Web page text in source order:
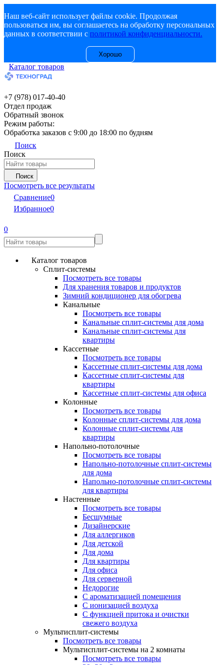
Наш веб-сайт использует файлы cookie. Продолжая
пользоваться им, вы соглашаетесь на обработку персональных
данных в соответствии с политикой конфиденциальности.
Хорошо
Каталог товаров
+7 (978) 017-40-40
Отдел продаж
Обратный звонок
Режим работы:
Обработка заказов с 9:00 до 18:00 по будням
Поиск
Поиск
Поиск
Посмотреть все результаты
Сравнение0
Избранное0
0
Каталог товаров
Сплит-системы
Посмотреть все товары
Для хранения товаров и продуктов
Зимний кондиционер для обогрева
Канальные
Посмотреть все товары
Канальные сплит-системы для дома
Канальные сплит-системы для
квартиры
Кассетные
Посмотреть все товары
Кассетные сплит-системы для дома
Кассетные сплит-системы для
квартиры
Кассетные сплит-системы для офиса
Колонные
Посмотреть все товары
Колонные сплит-системы для дома
Колонные сплит-системы для
квартиры
Напольно-потолочные
Посмотреть все товары
Напольно-потолочные сплит-системы
для дома
Напольно-потолочные сплит-системы
для квартиры
Настенные
Посмотреть все товары
Бесшумные
Дизайнерские
Для аллергиков
Для детской
Для дома
Для квартиры
Для офиса
Для серверной
Недорогие
С ароматизацией помещения
С ионизацией воздуха
С функцией притока и очистки
свежего воздуха
Мультисплит-системы
Посмотреть все товары
Мультисплит-системы на 2 комнаты
Посмотреть все товары